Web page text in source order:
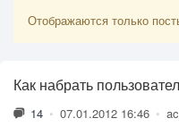
Отображаются только
Как набрать
14 • 07.01.2012 16:46 •